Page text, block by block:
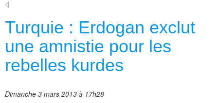
Turquie : Erdogan exclut
une amnistie pour les
rebelles kurdes
Dimanche 3 mars 2013 à 17h28